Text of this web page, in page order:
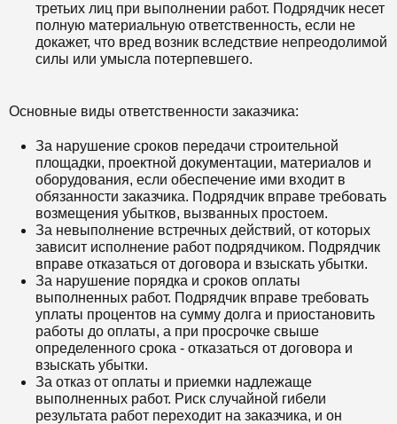
третьих лиц при выполнении работ. Подрядчик несет
полную материальную ответственность, если не
докажет, что вред возник вследствие непреодолимой
силы или умысла потерпевшего.
Основные виды ответственности заказчика:
За нарушение сроков передачи строительной
площадки, проектной документации, материалов и
оборудования, если обеспечение ими входит в
обязанности заказчика. Подрядчик вправе требовать
возмещения убытков, вызванных простоем.
За невыполнение встречных действий, от которых
зависит исполнение работ подрядчиком. Подрядчик
вправе отказаться от договора и взыскать убытки.
За нарушение порядка и сроков оплаты
выполненных работ. Подрядчик вправе требовать
уплаты процентов на сумму долга и приостановить
работы до оплаты, а при просрочке свыше
определенного срока - отказаться от договора и
взыскать убытки.
За отказ от оплаты и приемки надлежаще
выполненных работ. Риск случайной гибели
результата работ переходит на заказчика, и он